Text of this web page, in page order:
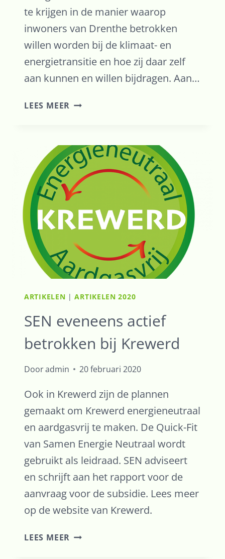
te krijgen in de manier waarop
inwoners van Drenthe betrokken
willen worden bij de klimaat- en
energietransitie en hoe zij daar zelf
aan kunnen en willen bijdragen. Aan…
LEES MEER INWONERSPEILING
DE
COMMISSIE
VAN
ONDERZOEK
VAN
PROVINCIALE
STATEN
DRENTHE
ARTIKELEN |ARTIKELEN 2020
SEN eveneens actief
betrokken bij Krewerd
Dooradmin 20 februari 2020
Ook in Krewerd zijn de plannen
gemaakt om Krewerd energieneutraal
en aardgasvrij te maken. De Quick-Fit
van Samen Energie Neutraal wordt
gebruikt als leidraad. SEN adviseert
en schrijft aan het rapport voor de
aanvraag voor de subsidie. Lees meer
op de website van Krewerd.
LEES MEER SEN